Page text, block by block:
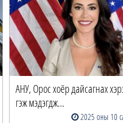
АНУ, Орос хоёр дайсагнах
гэж мэдэгдж…
2025 оны 10